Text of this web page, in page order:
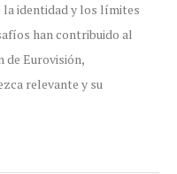
la identidad y los límites
han contribuido al
de Eurovisión,
relevante y su